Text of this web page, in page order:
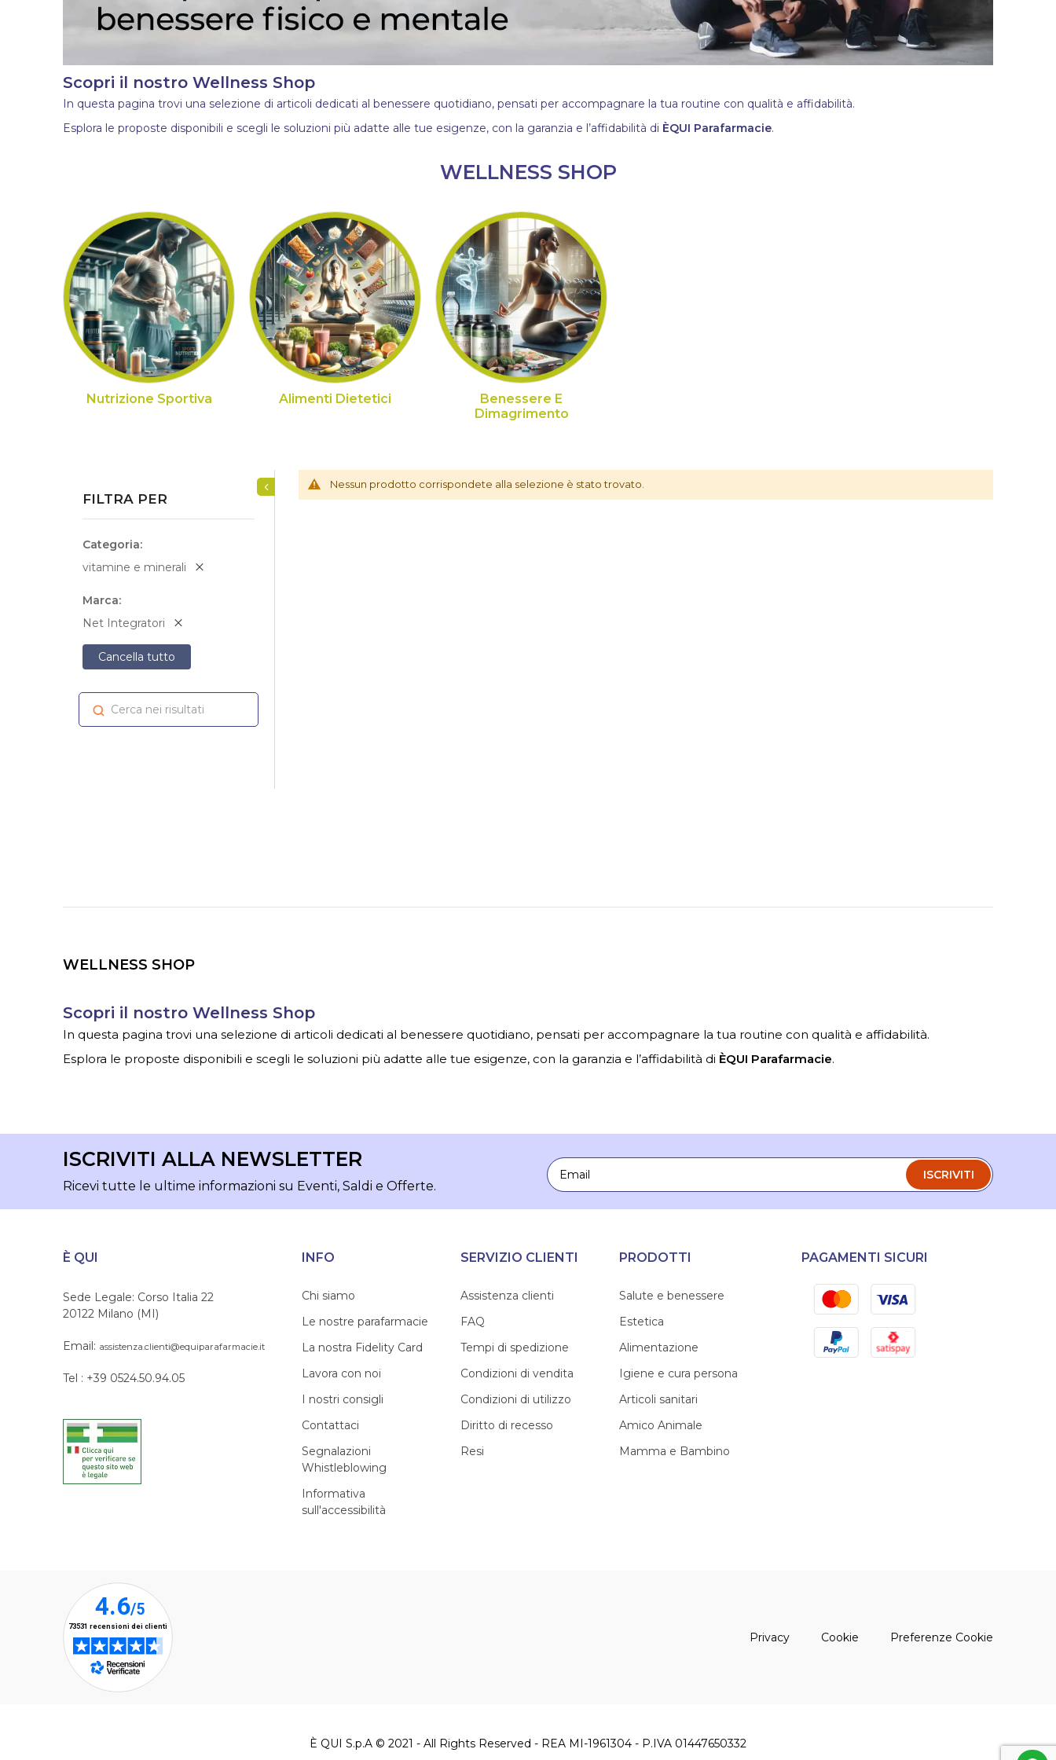
Scopri il nostro Wellness Shop
In questa pagina trovi una selezione di articoli dedicati al benessere quotidiano, pensati per accompagnare la tua routine con qualità e affidabilità.
Esplora le proposte disponibili e scegli le soluzioni più adatte alle tue esigenze, con la garanzia e l’affidabilità di ÈQUI Parafarmacie.
WELLNESS SHOP
Nutrizione Sportiva Alimenti Dietetici
Benessere E
Dimagrimento
Nessun prodotto corrispondete alla selezione è stato trovato.
FILTRA PER
Categoria
vitamine e minerali
Marca
Net Integratori
Cancella tutto
Cerca nei risultati Cerca
Mostra/Nascondi filtri
WELLNESS SHOP
Scopri il nostro Wellness Shop
In questa pagina trovi una selezione di articoli dedicati al benessere quotidiano, pensati per accompagnare la tua routine con qualità e affidabilità.
Esplora le proposte disponibili e scegli le soluzioni più adatte alle tue esigenze, con la garanzia e l’affidabilità di ÈQUI Parafarmacie.
ISCRIVITI ALLA NEWSLETTER
Ricevi tutte le ultime informazioni su Eventi, Saldi e Offerte.
Email
ISCRIVITI
È QUI
Sede Legale: Corso Italia 22
20122 Milano (MI)
Email: assistenza.clienti@equiparafarmacie.it
Tel : +39 0524.50.94.05
INFO
Chi siamo
Le nostre parafarmacie
La nostra Fidelity Card
Lavora con noi
I nostri consigli
Contattaci
Segnalazioni
Whistleblowing
Informativa
sull'accessibilità
SERVIZIO CLIENTI
Assistenza clienti
FAQ
Tempi di spedizione
Condizioni di vendita
Condizioni di utilizzo
Diritto di recesso
Resi
PRODOTTI
Salute e benessere
Estetica
Alimentazione
Igiene e cura persona
Articoli sanitari
Amico Animale
Mamma e Bambino
PAGAMENTI SICURI
MastercardVisa
PayPal Satispay
Privacy(apre una nuova finestra)
Cookie (apre una nuova finestra)
Preferenze Cookie
È QUI S.p.A © 2021 - All Rights Reserved - REA MI-1961304 - P.IVA 01447650332